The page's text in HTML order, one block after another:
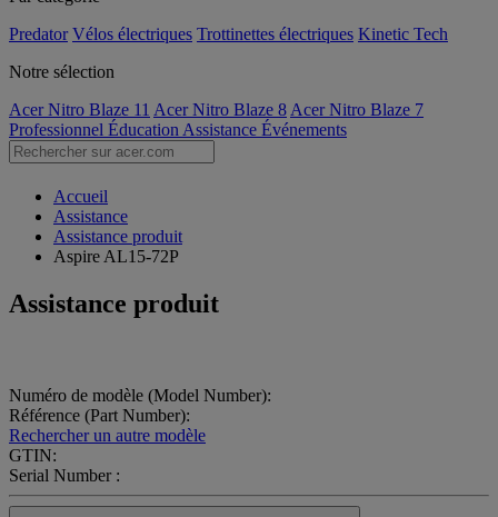
Predator Vélos électriques Trottinettes électriques Kinetic Tech
Notre sélection
Acer Nitro Blaze 11 Acer Nitro Blaze 8 Acer Nitro Blaze 7
Professionnel Éducation Assistance Événements
Accueil
Assistance
Assistance produit
Aspire AL15-72P
Assistance produit
Numéro de modèle (Model Number):
Référence (Part Number):
Rechercher un autre modèle
GTIN:
Serial Number :